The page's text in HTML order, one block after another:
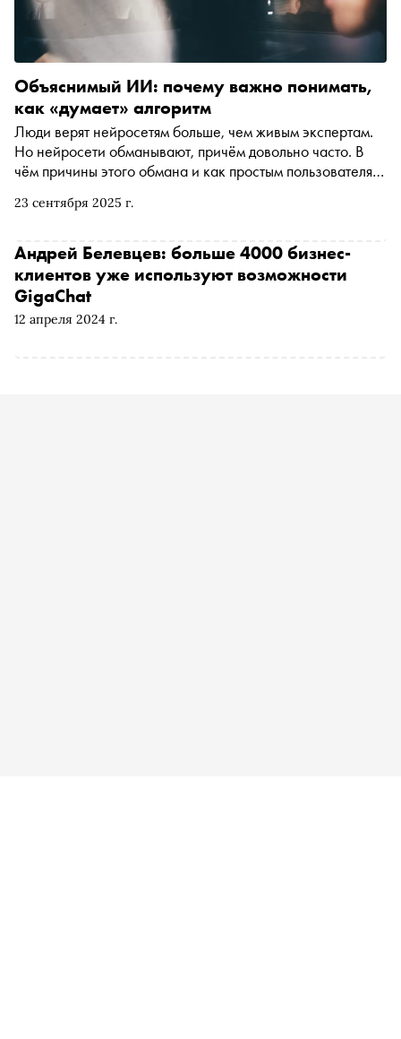
23 сентября 2025 г.
Объяснимый ИИ: почему важно понимать,
как «думает» алгоритм
Люди верят нейросетям больше, чем живым экспертам.
Но нейросети обманывают, причём довольно часто. В
чём причины этого обмана и как простым пользователям
текущей реальности, объясняет руководитель группы
Института AIRI Антон Разжигаев
12 апреля 2024 г.
Андрей Белевцев: больше 4000 бизнес-
клиентов уже используют возможности
GigaChat